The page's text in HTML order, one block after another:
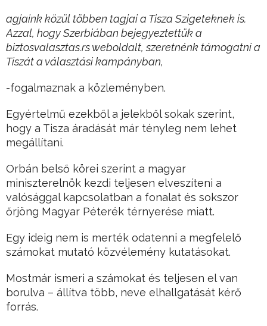
agjaink közül többen tagjai a Tisza Szigeteknek is.
Azzal, hogy Szerbiában bejegyeztettük a
biztosvalasztas.rs weboldalt, szeretnénk támogatni a
Tiszát a választási kampányban,
-fogalmaznak a közleményben.
Egyértelmű ezekből a jelekből sokak szerint,
hogy a Tisza áradását már tényleg nem lehet
megállítani.
Orbán belső körei szerint a magyar
miniszterelnök kezdi teljesen elveszíteni a
valósággal kapcsolatban a fonalat és sokszor
őrjöng Magyar Péterék térnyerése miatt.
Egy ideig nem is merték odatenni a megfelelő
számokat mutató közvélemény kutatásokat.
Mostmár ismeri a számokat és teljesen el van
borulva – állítva több, neve elhallgatását kérő
forrás.